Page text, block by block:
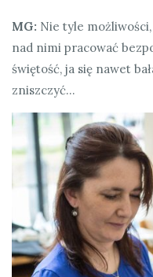
MG: Nie tyle
nad nimi pracować
świętość, ja się nawet
zniszczyć…